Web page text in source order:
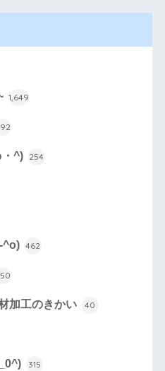
1,649
^) 254
^o) 462
加工のきかい 40
315